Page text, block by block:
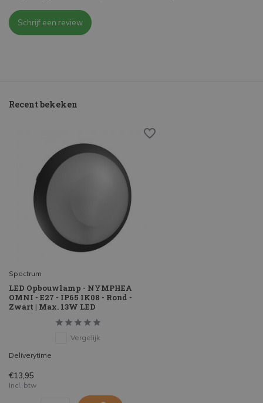
Schrijf een review
Recent bekeken
Spectrum
LED Opbouwlamp - NYMPHEA
OMNI - E27 - IP65 IK08 - Rond -
Zwart | Max. 13W LED
Vergelijk
Deliverytime
€13,95
Incl. btw